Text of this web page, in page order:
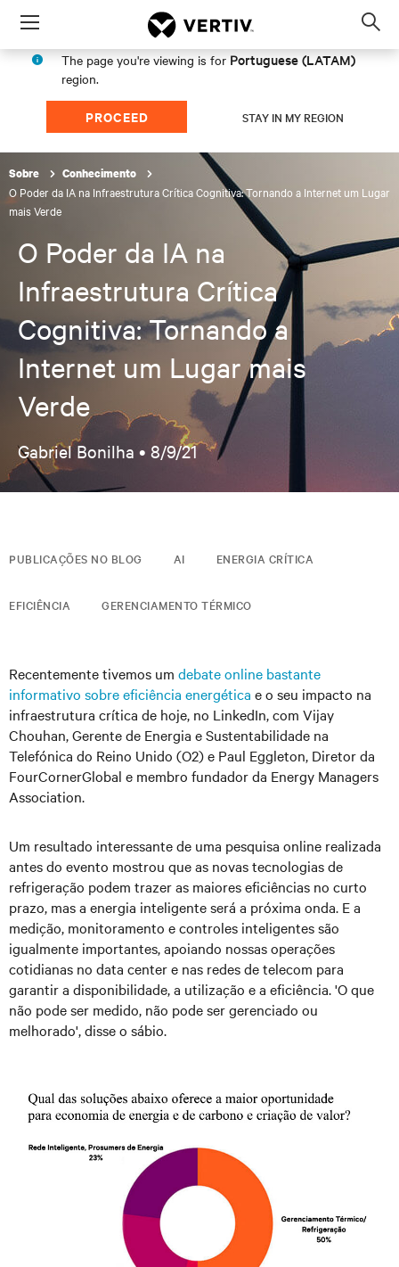
Menu
The page you're viewing is for Portuguese (LATAM)
region.
PROCEED STAY IN MY REGION
Sobre Conhecimento
O Poder da IA na Infraestrutura Crítica Cognitiva: Tornando a Internet um Lugar
mais Verde
O Poder da IA na
Infraestrutura Crítica
Cognitiva: Tornando a
Internet um Lugar mais
Verde
Gabriel Bonilha • 8/9/21
PUBLICAÇÕES NO BLOG AI ENERGIA CRÍTICA
EFICIÊNCIA GERENCIAMENTO TÉRMICO
Recentemente tivemos um debate online bastante
informativo sobre eficiência energética e o seu impacto na
infraestrutura crítica de hoje, no LinkedIn, com Vijay
Chouhan, Gerente de Energia e Sustentabilidade na
Telefónica do Reino Unido (O2) e Paul Eggleton, Diretor da
FourCornerGlobal e membro fundador da Energy Managers
Association.
Um resultado interessante de uma pesquisa online realizada
antes do evento mostrou que as novas tecnologias de
refrigeração podem trazer as maiores eficiências no curto
prazo, mas a energia inteligente será a próxima onda. E a
medição, monitoramento e controles inteligentes são
igualmente importantes, apoiando nossas operações
cotidianas no data center e nas redes de telecom para
garantir a disponibilidade, a utilização e a eficiência. 'O que
não pode ser medido, não pode ser gerenciado ou
melhorado', disse o sábio.